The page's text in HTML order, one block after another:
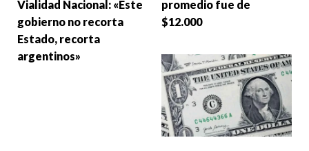
Vialidad Nacional: «Este
gobierno no recorta
Estado, recorta
argentinos»
promedio fue de
$12.000